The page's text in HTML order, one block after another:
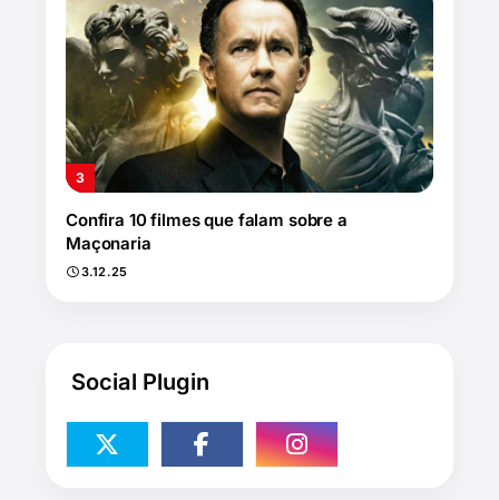
Confira 10 filmes que falam sobre a
Maçonaria
3.12.25
Social Plugin